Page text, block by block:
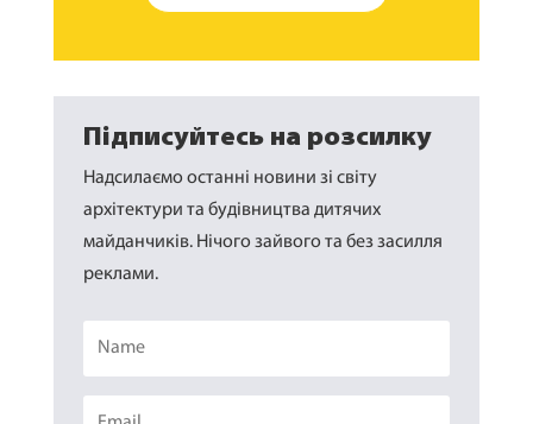
Підписуйтесь на розсилку
Надсилаємо останні новини зі світу
архітектури та будівництва дитячих
майданчиків. Нічого зайвого та без засилля
реклами.